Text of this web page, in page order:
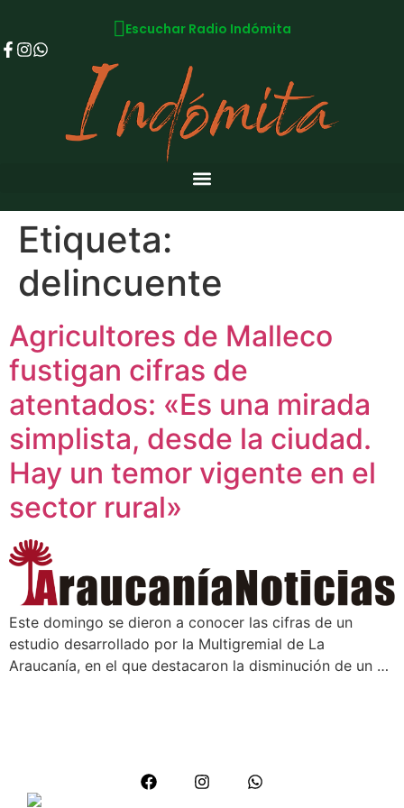
Escuchar Radio Indómita
Etiqueta:
delincuente
Agricultores de Malleco
fustigan cifras de
atentados: «Es una mirada
simplista, desde la ciudad.
Hay un temor vigente en el
sector rural»
Este domingo se dieron a conocer las cifras de un
estudio desarrollado por la Multigremial de La
Araucanía, en el que destacaron la disminución de un …